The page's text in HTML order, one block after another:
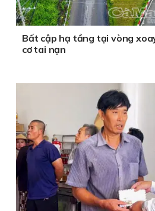
Bất cập hạ tầng tại vòng
cơ tai nạn